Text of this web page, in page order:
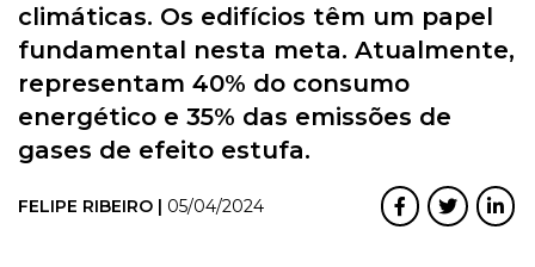
climáticas. Os edifícios têm um papel
fundamental nesta meta. Atualmente,
representam 40% do consumo
energético e 35% das emissões de
gases de efeito estufa.
FELIPE RIBEIRO | 05/04/2024